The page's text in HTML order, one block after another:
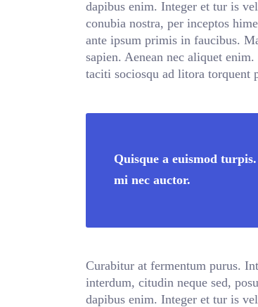
dapibus enim. Integer et tur is
conubia nostra, per inceptos
ante ipsum primis in faucibus.
sapien. Aenean nec aliquet
taciti sociosqu ad litora torquent
Quisque a euismod
mi nec auctor.
Curabitur at fermentum purus.
interdum, citudin neque sed,
dapibus enim. Integer et tur is